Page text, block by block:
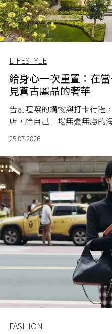
LIFESTYLE
給身心一次重置：在
見蒼古麗晶的奢華
告別喧嚷的購物與打卡行程
店，給自己一場無憂無慮的
25.07.2026
FASHION